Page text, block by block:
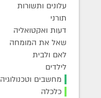
עלונים ותשורות
תורני
דעות ואקטואליה
שאל את המומחה
לאם ולבית
לילדים
מחשבים וטכנולוגיה
כלכלה